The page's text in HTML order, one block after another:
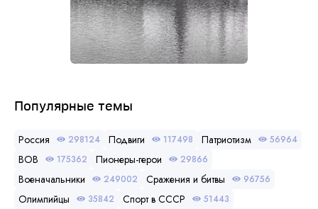
Популярные темы
Россия 298124 Подвиги 117498 Патриотизм 56964
ВОВ 175362 Пионеры-герои 29866
Военачальники 249002 Сражения и битвы 96756
Олимпийцы 35842 Спорт в СССР 51443